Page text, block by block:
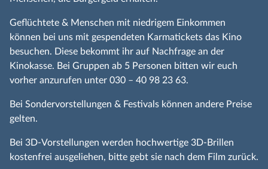
Geflüchtete & Menschen mit niedrigem Einkommen
können bei uns mit gespendeten Karmatickets das Kino
besuchen. Diese bekommt ihr auf Nachfrage an der
Kinokasse. Bei Gruppen ab 5 Personen bitten wir euch
vorher anzurufen unter 030 – 40 98 23 63.
Bei Sondervorstellungen & Festivals können andere Preise
gelten.
Bei 3D-Vorstellungen werden hochwertige 3D-Brillen
kostenfrei ausgeliehen, bitte gebt sie nach dem Film zurück.